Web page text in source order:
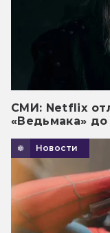
СМИ: Netflix
«Ведьмака» до
Новости